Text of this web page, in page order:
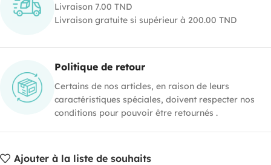
Livraison 7.00 TND
Livraison gratuite si supérieur à 200.00 TND
Politique de retour
Certains de nos articles, en raison de leurs
caractéristiques spéciales, doivent respecter nos
conditions pour pouvoir être retournés .
Ajouter à la liste de souhaits